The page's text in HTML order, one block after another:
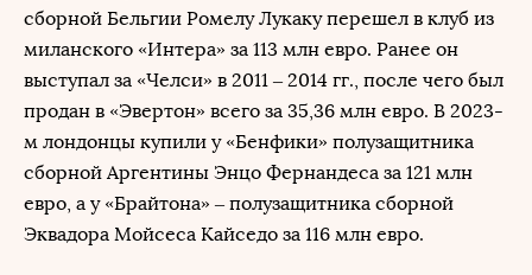
сборной Бельгии Ромелу Лукаку перешел в клуб из
миланского «Интера» за 113 млн евро. Ранее он
выступал за «Челси» в 2011 – 2014 гг., после чего был
продан в «Эвертон» всего за 35,36 млн евро. В 2023-
м лондонцы купили у «Бенфики» полузащитника
сборной Аргентины Энцо Фернандеса за 121 млн
евро, а у «Брайтона» – полузащитника сборной
Эквадора Мойсеса Кайседо за 116 млн евро.